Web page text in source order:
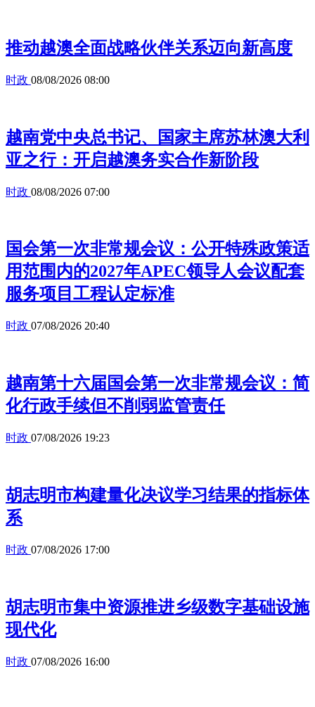
推动越澳全面战略伙伴关系迈向新高度
时政 08/08/2026 08:00
越南党中央总书记、国家主席苏林澳大利
亚之行：开启越澳务实合作新阶段
时政 08/08/2026 07:00
国会第一次非常规会议：公开特殊政策适
用范围内的2027年APEC领导人会议配套
服务项目工程认定标准
时政 07/08/2026 20:40
越南第十六届国会第一次非常规会议：简
化行政手续但不削弱监管责任
时政 07/08/2026 19:23
胡志明市构建量化决议学习结果的指标体
系
时政 07/08/2026 17:00
胡志明市集中资源推进乡级数字基础设施
现代化
时政 07/08/2026 16:00